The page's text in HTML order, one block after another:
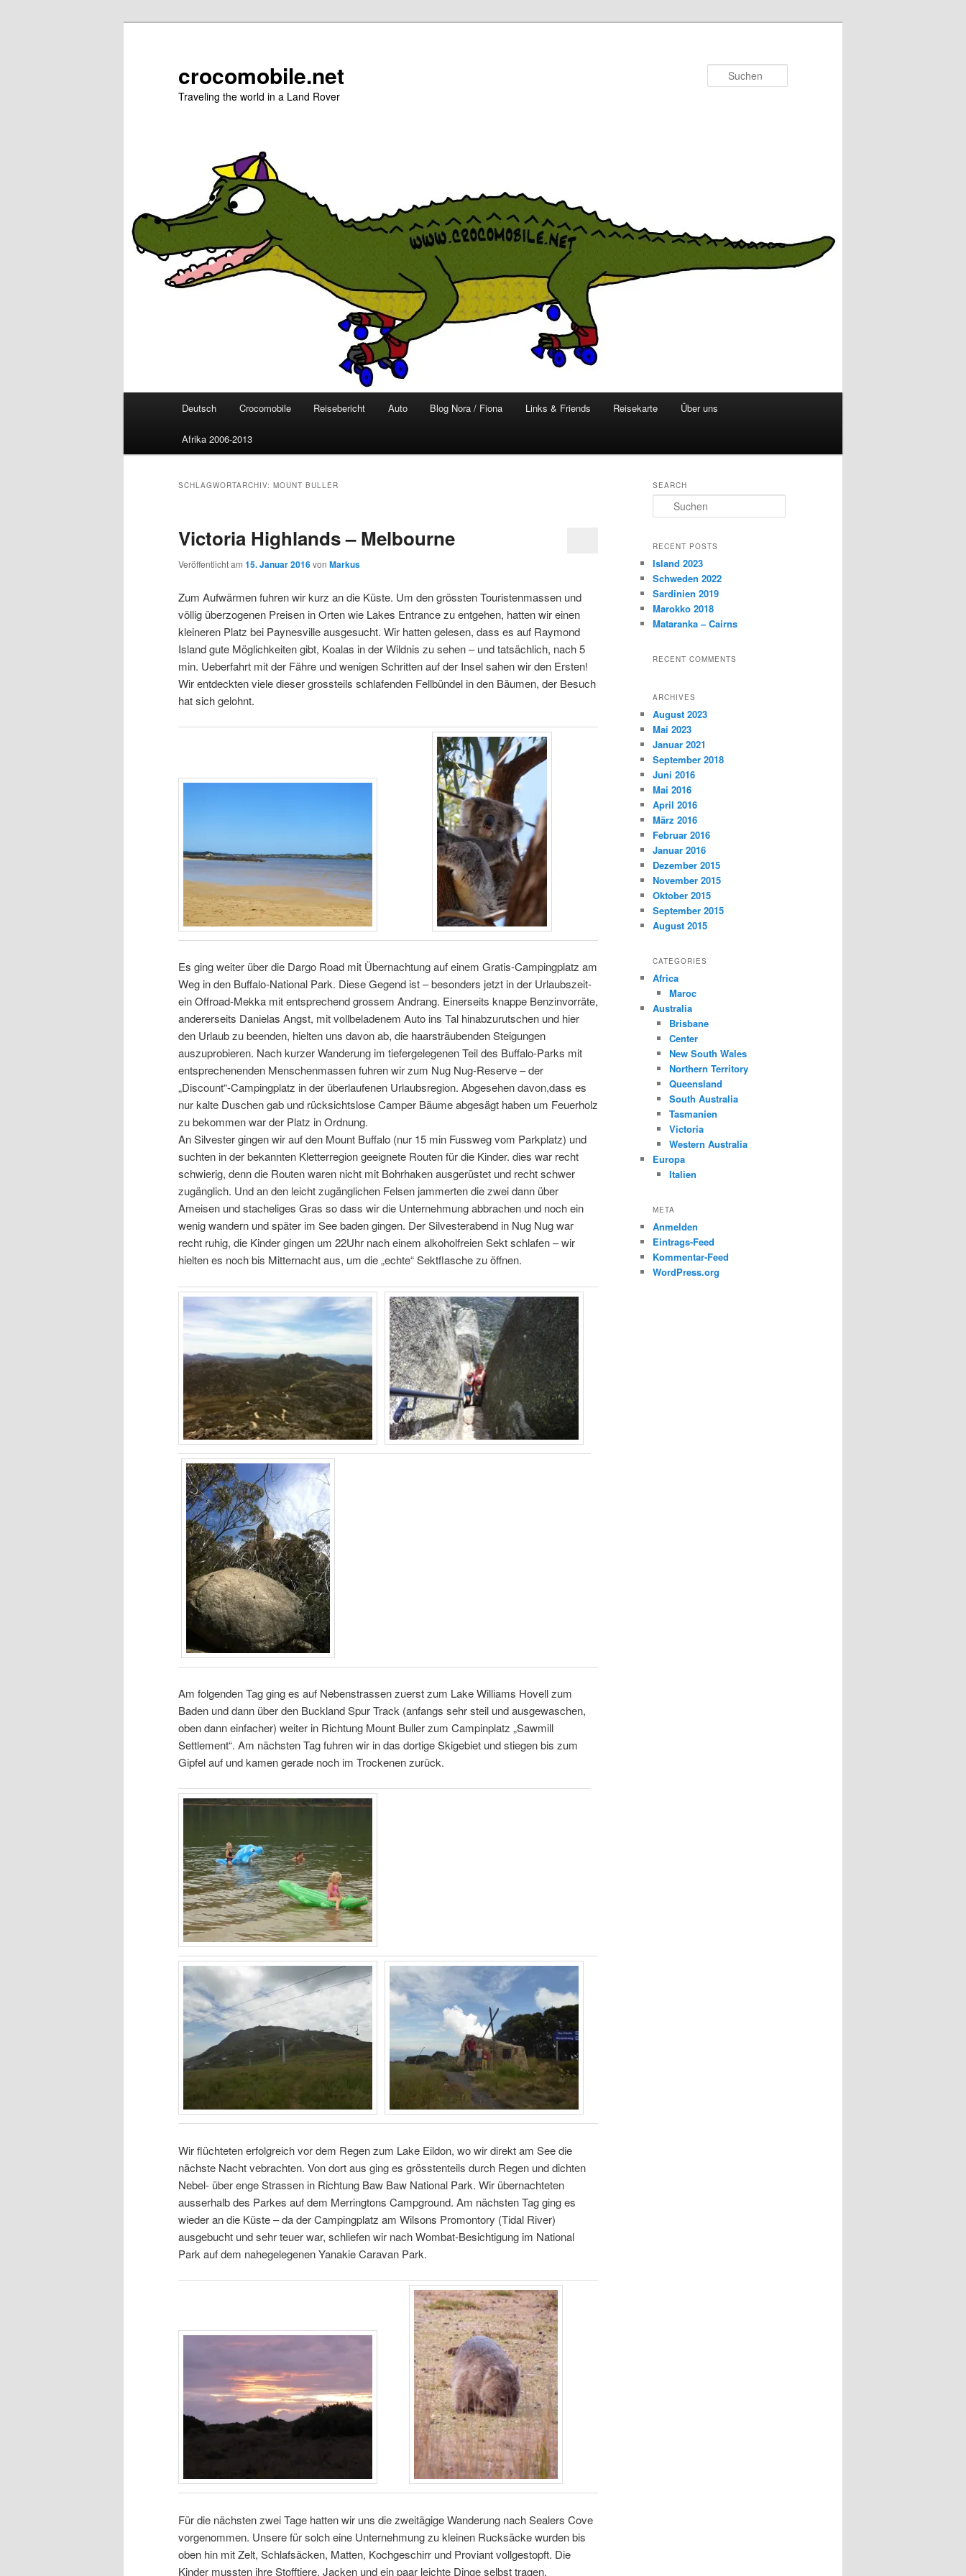
crocomobile.net
Traveling the world in a Land Rover
Deutsch Crocomobile Reisebericht Auto Blog Nora / Fiona Links & Friends Reisekarte Über uns
Afrika 2006-2013
SCHLAGWORTARCHIV: MOUNT BULLER
Victoria Highlands – Melbourne
Veröffentlicht am 15. Januar 2016von Markus
Zum Aufwärmen fuhren wir kurz an die Küste. Um den grössten Touristenmassen und
völlig überzogenen Preisen in Orten wie Lakes Entrance zu entgehen, hatten wir einen
kleineren Platz bei Paynesville ausgesucht. Wir hatten gelesen, dass es auf Raymond
Island gute Möglichkeiten gibt, Koalas in der Wildnis zu sehen – und tatsächlich, nach 5
min. Ueberfahrt mit der Fähre und wenigen Schritten auf der Insel sahen wir den Ersten!
Wir entdeckten viele dieser grossteils schlafenden Fellbündel in den Bäumen, der Besuch
hat sich gelohnt.
Es ging weiter über die Dargo Road mit Übernachtung auf einem Gratis-Campingplatz am
Weg in den Buffalo-National Park. Diese Gegend ist – besonders jetzt in der Urlaubszeit-
ein Offroad-Mekka mit entsprechend grossem Andrang. Einerseits knappe Benzinvorräte,
andererseits Danielas Angst, mit vollbeladenem Auto ins Tal hinabzurutschen und hier
den Urlaub zu beenden, hielten uns davon ab, die haarsträubenden Steigungen
auszuprobieren. Nach kurzer Wanderung im tiefergelegenen Teil des Buffalo-Parks mit
entsprechenenden Menschenmassen fuhren wir zum Nug Nug-Reserve – der
„Discount“-Campingplatz in der überlaufenen Urlaubsregion. Abgesehen davon,dass es
nur kalte Duschen gab und rücksichtslose Camper Bäume abgesägt haben um Feuerholz
zu bekommen war der Platz in Ordnung.
An Silvester gingen wir auf den Mount Buffalo (nur 15 min Fussweg vom Parkplatz) und
suchten in der bekannten Kletterregion geeignete Routen für die Kinder. dies war recht
schwierig, denn die Routen waren nicht mit Bohrhaken ausgerüstet und recht schwer
zugänglich. Und an den leicht zugänglichen Felsen jammerten die zwei dann über
Ameisen und stacheliges Gras so dass wir die Unternehmung abbrachen und noch ein
wenig wandern und später im See baden gingen. Der Silvesterabend in Nug Nug war
recht ruhig, die Kinder gingen um 22Uhr nach einem alkoholfreien Sekt schlafen – wir
hielten es noch bis Mitternacht aus, um die „echte“ Sektflasche zu öffnen.
Am folgenden Tag ging es auf Nebenstrassen zuerst zum Lake Williams Hovell zum
Baden und dann über den Buckland Spur Track (anfangs sehr steil und ausgewaschen,
oben dann einfacher) weiter in Richtung Mount Buller zum Campinplatz „Sawmill
Settlement“. Am nächsten Tag fuhren wir in das dortige Skigebiet und stiegen bis zum
Gipfel auf und kamen gerade noch im Trockenen zurück.
Wir flüchteten erfolgreich vor dem Regen zum Lake Eildon, wo wir direkt am See die
nächste Nacht vebrachten. Von dort aus ging es grösstenteils durch Regen und dichten
Nebel- über enge Strassen in Richtung Baw Baw National Park. Wir übernachteten
ausserhalb des Parkes auf dem Merringtons Campground. Am nächsten Tag ging es
wieder an die Küste – da der Campingplatz am Wilsons Promontory (Tidal River)
ausgebucht und sehr teuer war, schliefen wir nach Wombat-Besichtigung im National
Park auf dem nahegelegenen Yanakie Caravan Park.
Für die nächsten zwei Tage hatten wir uns die zweitägige Wanderung nach Sealers Cove
vorgenommen. Unsere für solch eine Unternehmung zu kleinen Rucksäcke wurden bis
oben hin mit Zelt, Schlafsäcken, Matten, Kochgeschirr und Proviant vollgestopft. Die
Kinder mussten ihre Stofftiere, Jacken und ein paar leichte Dinge selbst tragen.
SEARCH
u
h
n
RECENT POSTS
Island 2023
Schweden 2022
Sardinien 2019
Marokko 2018
Mataranka – Cairns
RECENT COMMENTS
ARCHIVES
August 2023
Mai 2023
Januar 2021
September 2018
Juni 2016
Mai 2016
April 2016
März 2016
Februar 2016
Januar 2016
Dezember 2015
November 2015
Oktober 2015
September 2015
August 2015
CATEGORIES
Africa
Maroc
Australia
Brisbane
Center
New South Wales
Northern Territory
Queensland
South Australia
Tasmanien
Victoria
Western Australia
Europa
Italien
META
Anmelden
Eintrags-Feed
Kommentar-Feed
WordPress.org